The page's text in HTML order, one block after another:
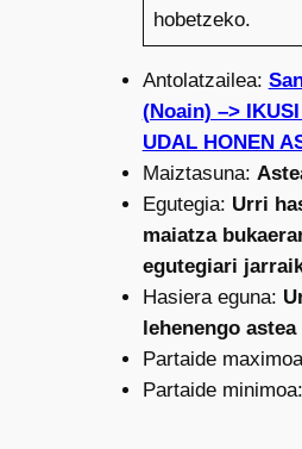
hobetzeko.
Antolatzailea:
(Noain) –>
UDAL HONEN
Maiztasuna:
Egutegia: Urri
maiatza
egutegiari
Hasiera eguna:
lehenengo astea
Partaide
Partaide minimoa: